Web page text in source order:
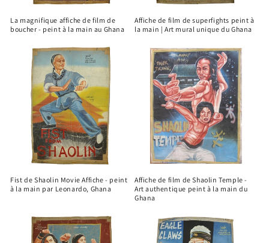
La magnifique affiche de film de
boucher - peint à la main au Ghana
Affiche de film de superfights peint à
la main | Art mural unique du Ghana
Fist de Shaolin Movie Affiche - peint
à la main par Leonardo, Ghana
Affiche de film de Shaolin Temple -
Art authentique peint à la main du
Ghana